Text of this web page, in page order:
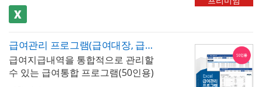
업데이트 됩니다. ✅ 프로그램 핵심
구성- 대시보드 : 전체 급여 현황을
연도 총 급여 지급액, 4대 보험료 합
계, 근로소득세 합계, 부서별 인원
현황, 전월 대비 급여 증감 등 핵심
자동계산(소득세, 주민세, 고용보험,
국민연금, 건강보험, 장기요양보험)
최대 20개까지 추가할 수 있습니다.
저장된 급여내역은 급여대장, 급여
명세서, 급여입금내역서 시트에서
급여관리 프로그램(급여대장, 급여명세서, 급여입금내역서, 재직증명서, 퇴직증명서)(50인용)
급여지급내역을 통합적으로 관리할
수 있는 급여통합 프로그램(50인용)